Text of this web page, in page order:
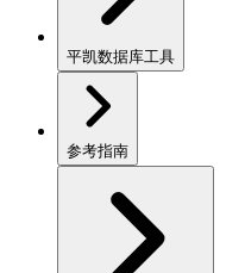
平凯数据库工具
参考指南